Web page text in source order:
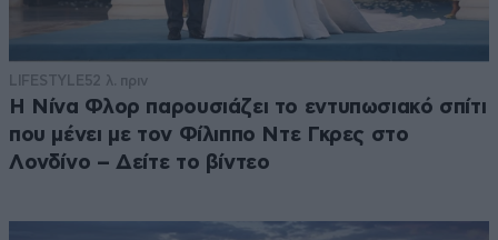
LIFESTYLE52 λ. πριν
Η Νίνα Φλορ παρουσιάζει το εντυπωσιακό σπίτι
που μένει με τον Φίλιππο Ντε Γκρες στο
Λονδίνο – Δείτε το βίντεο